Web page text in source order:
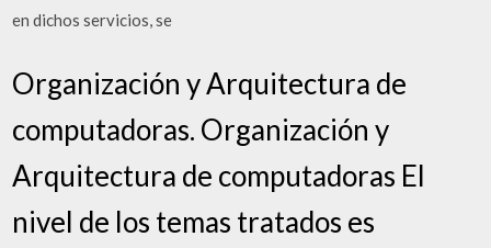
en dichos servicios, se
Organización y Arquitectura de
computadoras. Organización y
Arquitectura de computadoras El
nivel de los temas tratados es